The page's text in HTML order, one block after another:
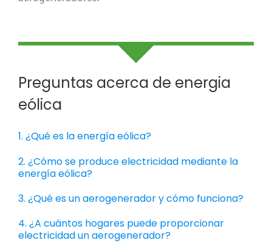
Preguntas acerca de energia
eólica
1. ¿Qué es la energía eólica?
2. ¿Cómo se produce electricidad mediante la
energía eólica?
3. ¿Qué es un aerogenerador y cómo funciona?
4. ¿A cuántos hogares puede proporcionar
electricidad un aerogenerador?